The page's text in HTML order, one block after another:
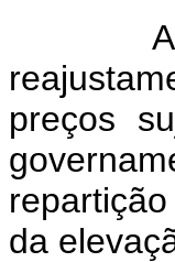
preços
da